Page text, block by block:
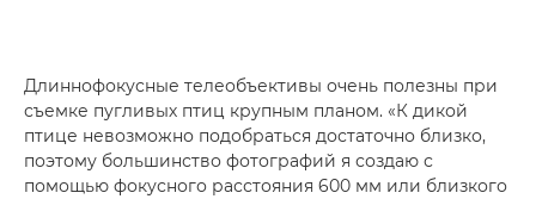
Длиннофокусные телеобъективы очень полезны при
съемке пугливых птиц крупным планом. «К дикой
птице невозможно подобраться достаточно близко,
поэтому большинство фотографий я создаю с
помощью фокусного расстояния 600 мм или близкого